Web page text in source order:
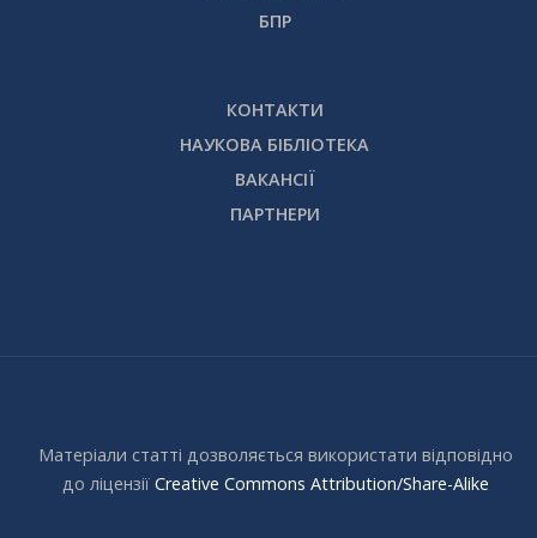
БПР
КОНТАКТИ
НАУКОВА БІБЛІОТЕКА
ВАКАНСІЇ
ПАРТНЕРИ
Матеріали статті дозволяється використати відповідно
до ліцензії Creative Commons Attribution/Share-Alike